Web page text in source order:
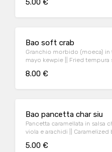
5.00 €
Bao soft crab
Granchio morbido (moeca) in
mayo kewpie || Fried tempura
8.00 €
Bao pancetta char siu
Pancetta caramellata in salsa
viola e arachidi || Caramelized
5.00 €